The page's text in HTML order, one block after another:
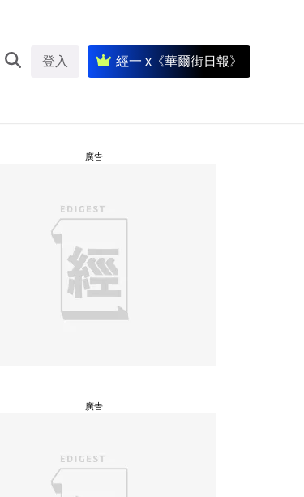
登入 經一 x《華爾街日報》
廣告
廣告